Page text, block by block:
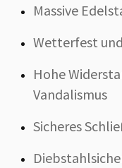
Massive
Wetterfest
Hohe
Vandalismus
Sicheres